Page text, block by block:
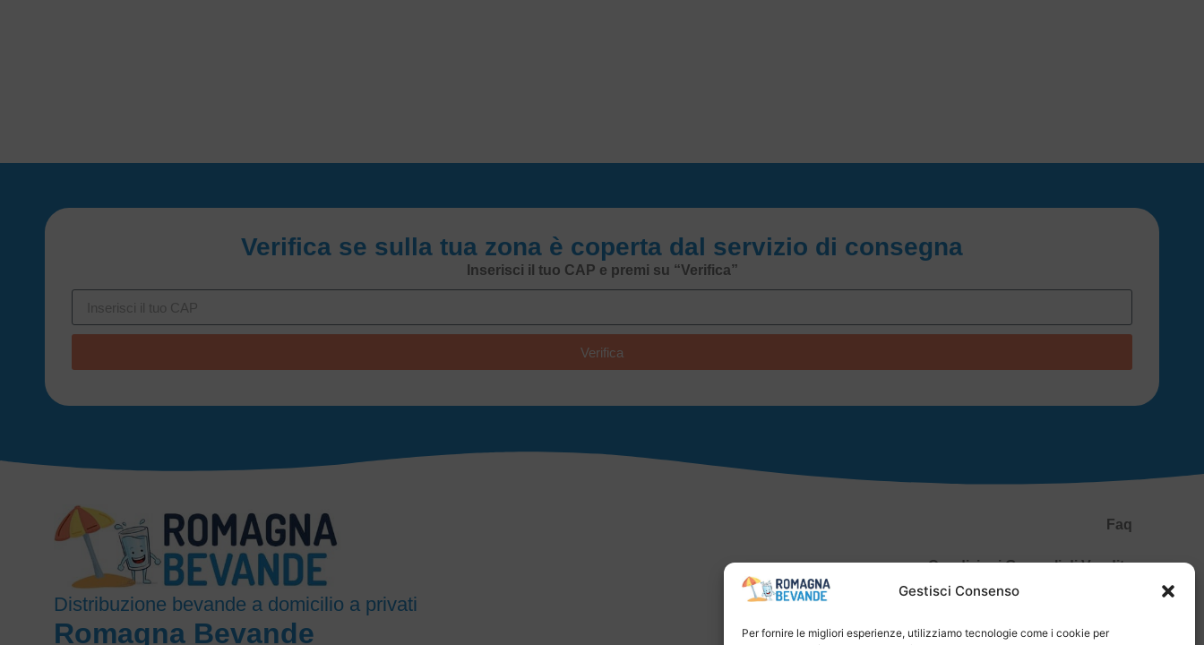
Gestisci Consenso
Per fornire le migliori esperienze, utilizziamo tecnologie come i cookie per
Verifica se sulla tua zona è coperta dal servizio di consegna
Inserisci il tuo CAP e premi su “Verifica”
Verifica
Distribuzione bevande a domicilio a privati
Romagna Bevande
Faq
Condizioni Generali di Vendita